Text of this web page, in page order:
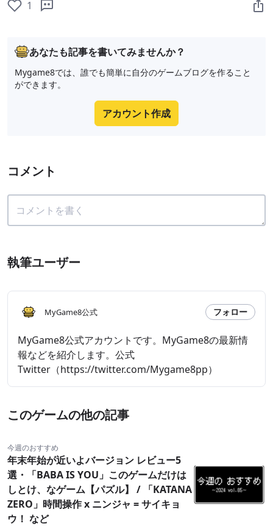
1
あなたも記事を書いてみませんか？
Mygame8では、誰でも簡単に自分のゲームブログを作ること
ができます。
アカウント作成
コメント
執筆ユーザー
MyGame8公式 フォロー
MyGame8公式アカウントです。MyGame8の最新情
報などを紹介します。公式
Twitter（https://twitter.com/Mygame8pp）
このゲームの他の記事
今週のおすすめ
年末年始が近いよバージョン レビュー5
選・「BABA IS YOU」このゲームだけは
しとけ、なゲーム【パズル】 / 「KATANA
ZERO」時間操作 x ニンジャ = サイキョ
ウ！ など